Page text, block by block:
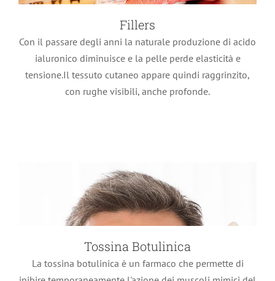
Fillers
Con il passare degli anni la naturale produzione di acido
ialuronico diminuisce e la pelle perde elasticità e
tensione.Il tessuto cutaneo appare quindi raggrinzito,
con rughe visibili, anche profonde.
Tossina Botulinica
Tossina Botulinica
La tossina botulinica è un farmaco che permette di